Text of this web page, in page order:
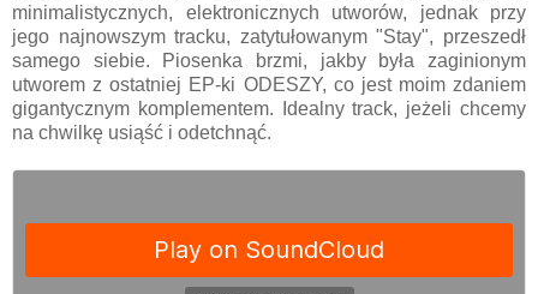
minimalistycznych, elektronicznych utworów, jednak przy
jego najnowszym tracku, zatytułowanym "Stay", przeszedł
samego siebie. Piosenka brzmi, jakby była zaginionym
utworem z ostatniej EP-ki ODESZY, co jest moim zdaniem
gigantycznym komplementem. Idealny track, jeżeli chcemy
na chwilkę usiąść i odetchnąć.